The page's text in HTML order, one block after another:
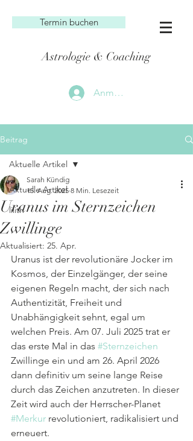
Termin buchen
Astrologie & Coaching
Anmelden
Beitrag
Aktuelle Artikel
lilith
Aktuelle Artikel
Uranus im Sternzeichen
Zwillinge
Sarah Kündig
15. Aug. 2025 8 Min. Lesezeit
Aktualisiert: 25. Apr.
Uranus ist der revolutionäre Jocker im
Kosmos, der Einzelgänger, der seine
eigenen Regeln macht, der sich nach
Authentizität, Freiheit und
Unabhängigkeit sehnt, egal um
welchen Preis. Am 07. Juli 2025 trat er
das erste Mal in das #Sternzeichen
Zwillinge ein und am 26. April 2026
dann definitiv um seine lange Reise
durch das Zeichen anzutreten. In dieser
Zeit wird auch der Herrscher-Planet
#Merkur revolutioniert, radikalisiert und
erneuert.